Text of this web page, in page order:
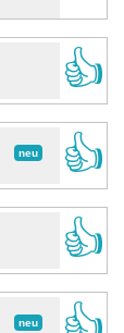
👍
neu
👍
👍
neu